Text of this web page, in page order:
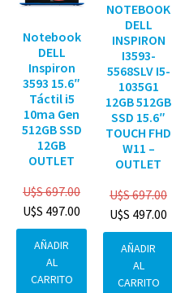
Notebook
DELL
Inspiron
3593 15.6″
Táctil i5
10ma Gen
512GB SSD
12GB
OUTLET
U$S697.00
U$S 497.00
AÑADIR
AL
CARRITO
NOTEBOOK
DELL
INSPIRON
I3593-
5568SLV I5-
1035G1
12GB 512GB
SSD 15.6″
TOUCH FHD
W11 –
OUTLET
U$S697.00
U$S 497.00
AÑADIR
AL
CARRITO